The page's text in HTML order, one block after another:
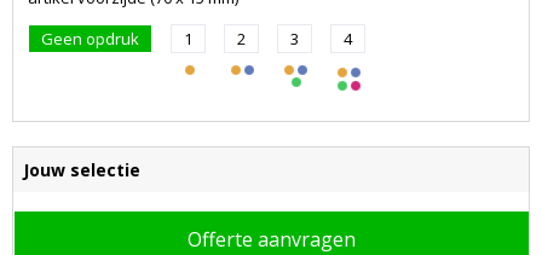
Geen opdruk
1 2 3 4
Jouw selectie
Offerte aanvragen